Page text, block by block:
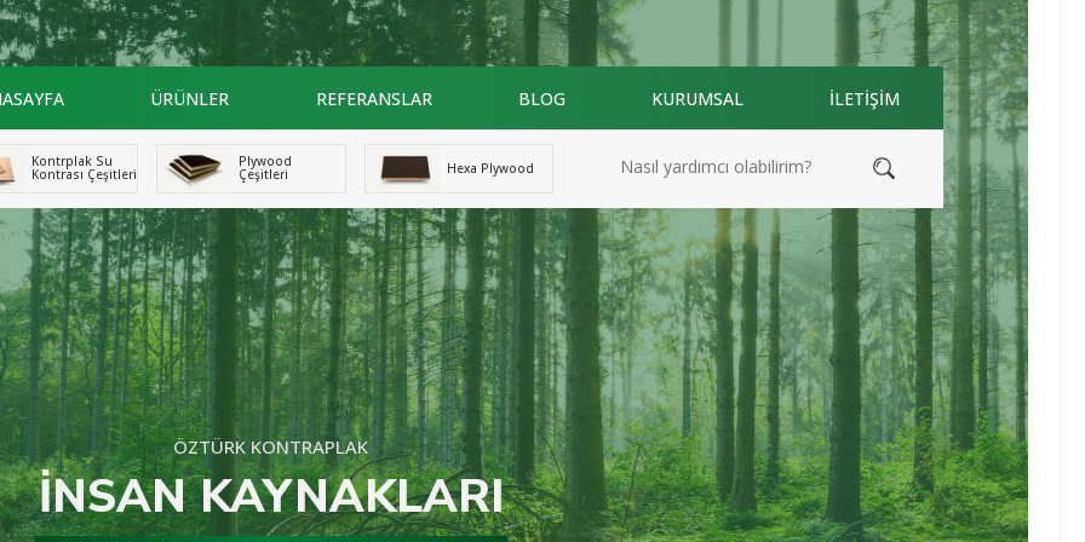
ÜRÜNLER REFERANSLAR BLOG KURUMSAL İLETİŞİM
Kontrplak Su
Kontrası Çeşitleri
Plywood
Çeşitleri Hexa Plywood
ÖZTÜRK KONTRAPLAK
İNSAN KAYNAKLARI